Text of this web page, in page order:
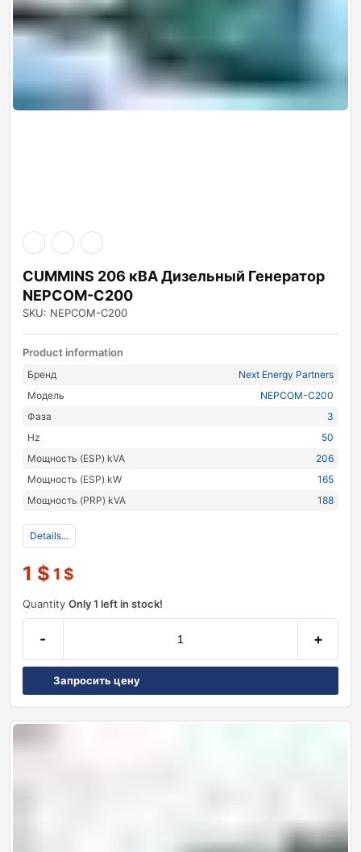
CUMMINS 206 кВА Дизельный Генератор
NEPCOM-C200
SKU: NEPCOM-C200
Product information
Бренд
Next Energy Partners
Модель
NEPCOM-C200
Фаза
3
Hz
50
Мощность (ESP) kVA
206
Мощность (ESP) kW
165
Мощность (PRP) kVA
188
Details...
1 $ 1 $
Quantity Only 1 left in stock!
- +
Запросить цену